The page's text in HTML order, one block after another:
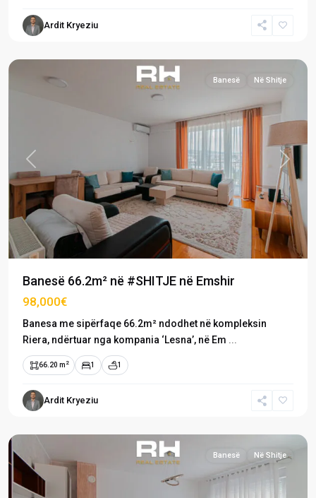
Ardit Kryeziu
Kalabri,
Previous Next
Banesë Në Shitje
Banesë 66.2m² në #SHITJE në Emshir
98,000€
Banesa me sipërfaqe 66.2m² ndodhet në kompleksin
Riera, ndërtuar nga kompania ‘Lesna’, në Em ...
66.20 m 2 1 1
Ardit Kryeziu
Emshir
Kalabri,
Banesë Në Shitje